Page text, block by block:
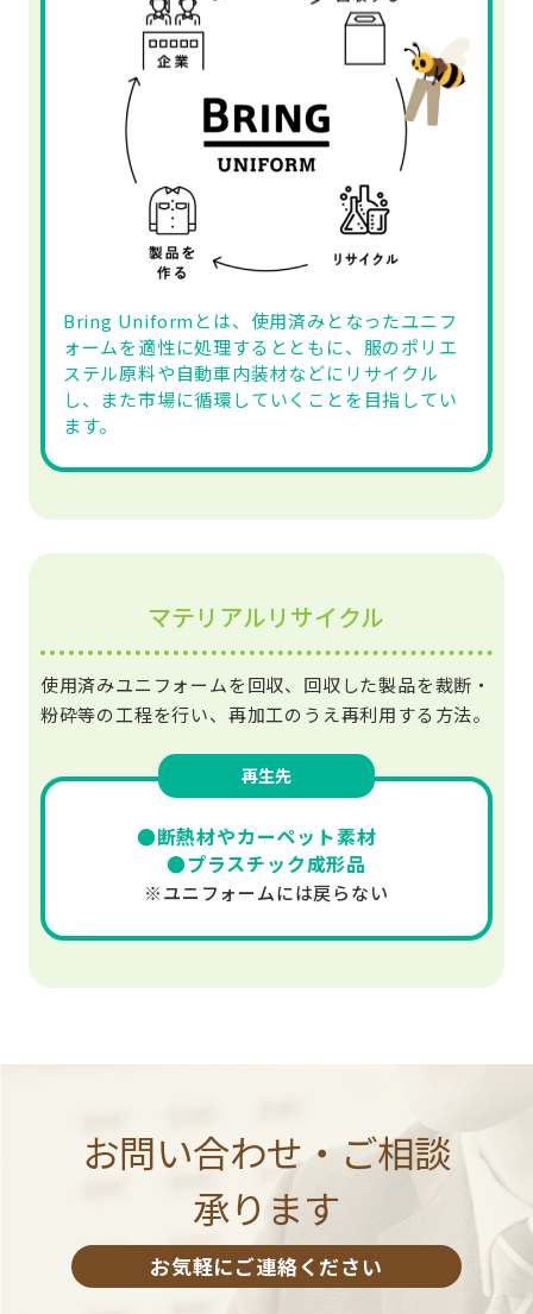
Bring Uniformとは、使用済みとなったユニフ
ォームを適性に処理するとともに、服のポリエ
ステル原料や自動車内装材などにリサイクル
し、また市場に循環していくことを目指してい
ます。
マテリアルリサイクル
使用済みユニフォームを回収、回収した製品を裁断・
粉砕等の工程を行い、再加工のうえ再利用する方法。
再生先
●断熱材やカーペット素材
●プラスチック成形品
※ユニフォームには戻らない
お問い合わせ・ご相談
承ります
お気軽にご連絡ください